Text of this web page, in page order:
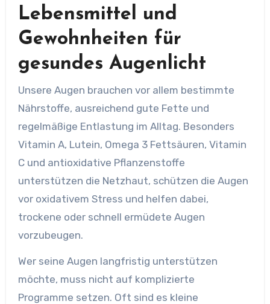
Lebensmittel und
Gewohnheiten für
gesundes Augenlicht
Unsere Augen brauchen vor allem bestimmte
Nährstoffe, ausreichend gute Fette und
regelmäßige Entlastung im Alltag. Besonders
Vitamin A, Lutein, Omega 3 Fettsäuren, Vitamin
C und antioxidative Pflanzenstoffe
unterstützen die Netzhaut, schützen die Augen
vor oxidativem Stress und helfen dabei,
trockene oder schnell ermüdete Augen
vorzubeugen.
Wer seine Augen langfristig unterstützen
möchte, muss nicht auf komplizierte
Programme setzen. Oft sind es kleine